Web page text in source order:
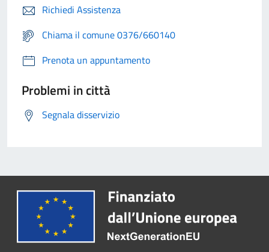
Richiedi Assistenza
Chiama il comune 0376/660140
Prenota un appuntamento
Problemi in città
Segnala disservizio